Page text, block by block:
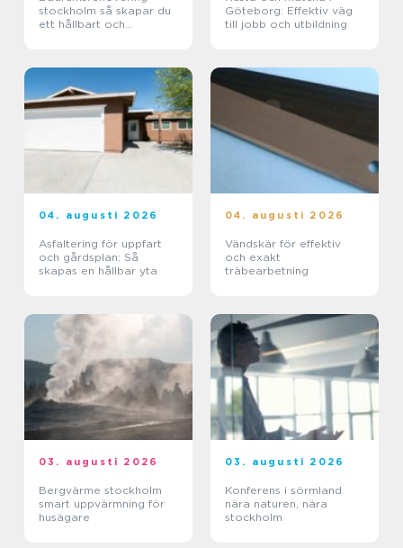
stockholm så skapar du
ett hållbart och
Göteborg: Effektiv väg
till jobb och utbildning
04. augusti 2026
Asfaltering för uppfart
och gårdsplan: Så
skapas en hållbar yta
04. augusti 2026
Vändskär för effektiv
och exakt
träbearbetning
03. augusti 2026
Bergvärme stockholm
smart uppvärmning för
husägare
03. augusti 2026
Konferens i sörmland
nära naturen, nära
stockholm